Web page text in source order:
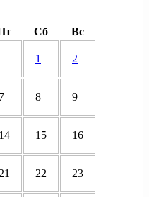
Сб Вс
1 2
7 8 9
14 15 16
21 22 23